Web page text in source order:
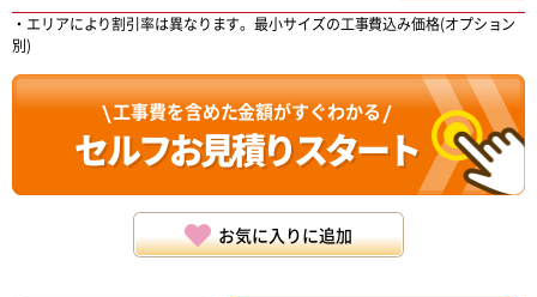
・エリアにより割引率は異なります。最小サイズの工事費込み価格(オプション
別)
工事費を含めた金額がすぐわかる
セルフお見積りスタート
お気に入りに追加